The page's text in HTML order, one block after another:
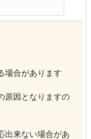
場合があります
原因となりますの
出来ない場合があ